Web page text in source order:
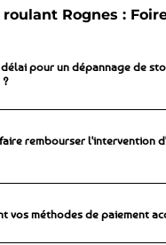
Rognes :
pour un dépannage de
?
rembourser l'intervention
vos méthodes de paiement